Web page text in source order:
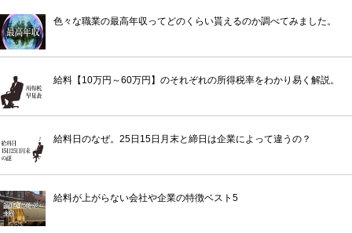
色々な職業の最高年収ってどのくらい貰えるのか調べてみました。
給料【10万円～60万円】のそれぞれの所得税率をわかり易く解説。
給料日のなぜ。25日15日月末と締日は企業によって違うの？
給料が上がらない会社や企業の特徴ベスト5